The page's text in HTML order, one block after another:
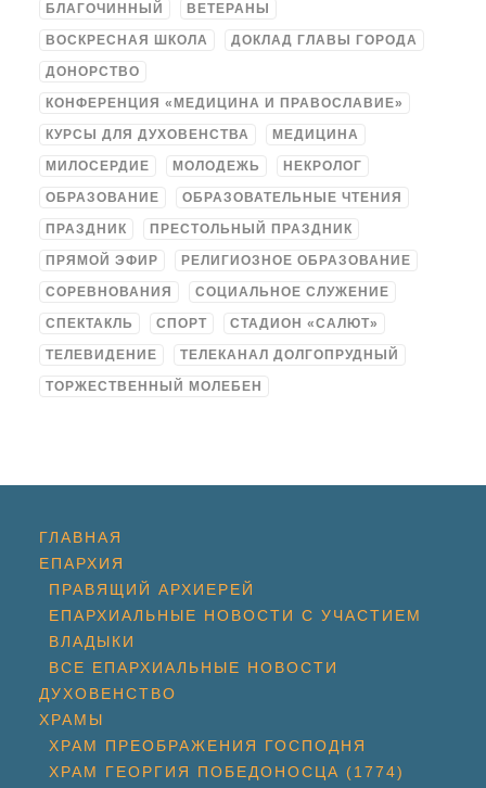
БЛАГОЧИННЫЙ ВЕТЕРАНЫ
ВОСКРЕСНАЯ ШКОЛА ДОКЛАД ГЛАВЫ ГОРОДА
ДОНОРСТВО
КОНФЕРЕНЦИЯ «МЕДИЦИНА И ПРАВОСЛАВИЕ»
КУРСЫ ДЛЯ ДУХОВЕНСТВА МЕДИЦИНА
МИЛОСЕРДИЕ МОЛОДЕЖЬ НЕКРОЛОГ
ОБРАЗОВАНИЕ ОБРАЗОВАТЕЛЬНЫЕ ЧТЕНИЯ
ПРАЗДНИК ПРЕСТОЛЬНЫЙ ПРАЗДНИК
ПРЯМОЙ ЭФИР РЕЛИГИОЗНОЕ ОБРАЗОВАНИЕ
СОРЕВНОВАНИЯ СОЦИАЛЬНОЕ СЛУЖЕНИЕ
СПЕКТАКЛЬ СПОРТ СТАДИОН «САЛЮТ»
ТЕЛЕВИДЕНИЕ ТЕЛЕКАНАЛ ДОЛГОПРУДНЫЙ
ТОРЖЕСТВЕННЫЙ МОЛЕБЕН
ГЛАВНАЯ
ЕПАРХИЯ
ПРАВЯЩИЙ АРХИЕРЕЙ
ЕПАРХИАЛЬНЫЕ НОВОСТИ С УЧАСТИЕМ
ВЛАДЫКИ
ВСЕ ЕПАРХИАЛЬНЫЕ НОВОСТИ
ДУХОВЕНСТВО
ХРАМЫ
ХРАМ ПРЕОБРАЖЕНИЯ ГОСПОДНЯ
ХРАМ ГЕОРГИЯ ПОБЕДОНОСЦА (1774)